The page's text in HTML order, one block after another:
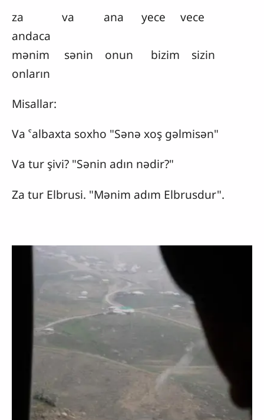
za va ana yесе vece
andaca
mənim sənin onun bizim sizin
onların
Misallar:
Va ˁalbaxta soxho "Sənə xoş gəlmisən"
Va tur şivi? "Sənin adın nədir?"
Za tur Elbrusi. "Mənim adım Elbrusdur".